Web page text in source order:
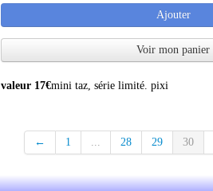
Ajouter
Voir mon panier
valeur 17€mini taz, série limité. pixi
← 1 ... 28 29 30